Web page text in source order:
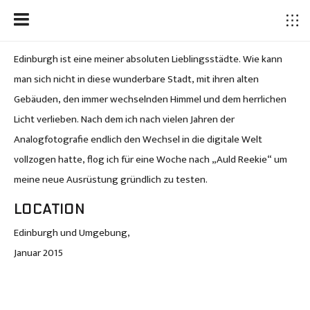
Edinburgh ist eine meiner absoluten Lieblingsstädte. Wie kann
man sich nicht in diese wunderbare Stadt, mit ihren alten
Gebäuden, den immer wechselnden Himmel und dem herrlichen
Licht verlieben. Nach dem ich nach vielen Jahren der
Analogfotografie endlich den Wechsel in die digitale Welt
vollzogen hatte, flog ich für eine Woche nach „Auld Reekie“ um
meine neue Ausrüstung gründlich zu testen.
LOCATION
Edinburgh und Umgebung,
Januar 2015